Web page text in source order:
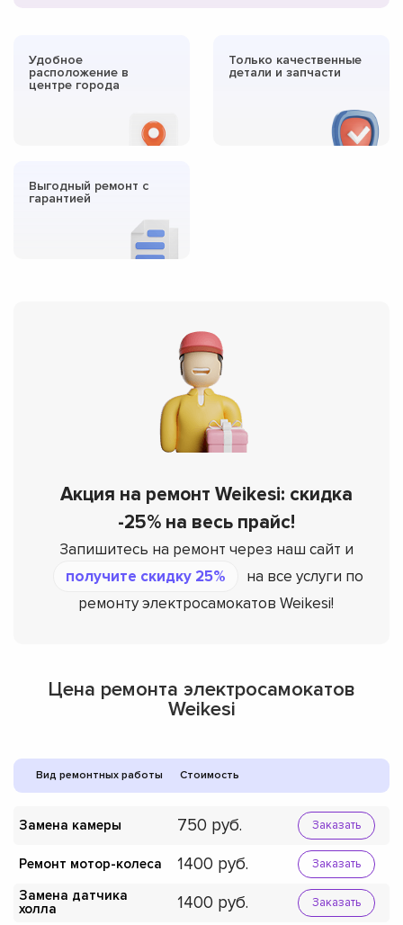
Удобное
расположение в
центре города
Только качественные
детали и запчасти
Выгодный ремонт с
гарантией
Акция на ремонт Weikesi: скидка
-25% на весь прайс!
Запишитесь на ремонт через наш сайт и
получите скидку 25%
на все услуги по
ремонту электросамокатов Weikesi!
Цена ремонта электросамокатов
Weikesi
Вид ремонтных работы Стоимость
Замена камеры 750 Заказать
Ремонт мотор-колеса 1400 Заказать
Замена датчика
холла
1400 Заказать